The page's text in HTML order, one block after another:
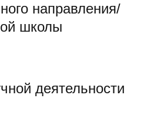
направления/
школы
деятельности